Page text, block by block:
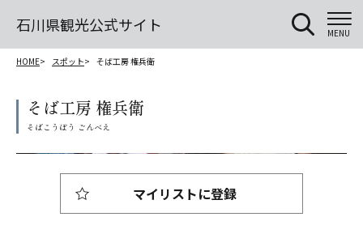
石川県観光公式サイト MENU
HOME スポット そば工房 権兵衛
そば工房 権兵衛
マイリストに登録